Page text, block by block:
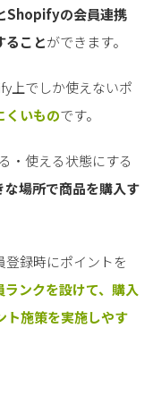
Shopifyの会員連携
ることができます。
上でしか使えないポ
くいものです。
・使える状態にする
場所で商品を購入す
登録時にポイントを
ランクを設けて、購入
ト施策を実施しやす